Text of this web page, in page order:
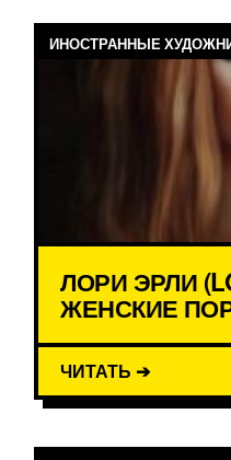
ИНОСТРАННЫЕ
ЛОРИ ЭРЛИ
ЖЕНСКИЕ
ЧИТАТЬ ➔